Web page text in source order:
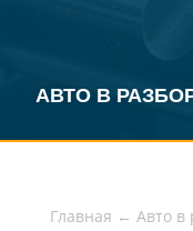
АВТО В
Главная ← Авто в